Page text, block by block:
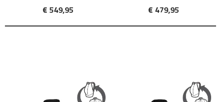
€ 549,95 € 479,95